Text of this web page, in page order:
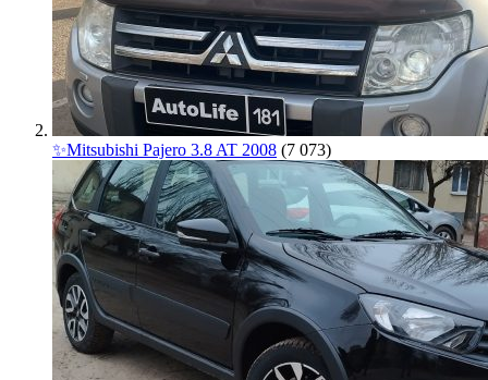
✨Mitsubishi Pajero 3.8 AT 2008 (7 073)